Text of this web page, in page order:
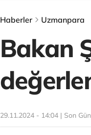
Haberler Uzmanpara
Bakan
29.11.2024 - 14:04 | Son